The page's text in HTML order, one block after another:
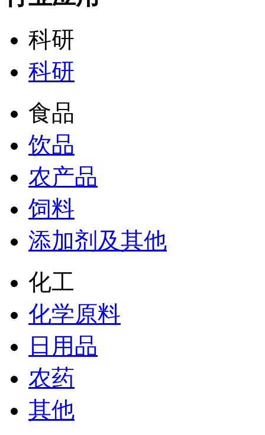
科研
科研
食品
饮品
农产品
饲料
添加剂及其他
化工
化学原料
日用品
农药
其他